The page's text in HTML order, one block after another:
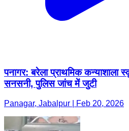
पनागर: बरेला प्राथमिक
सनसनी, पुलिस जांच में जुटी
Panagar, Jabalpur | Feb 20, 2026